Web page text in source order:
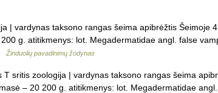
| vardynas taksono rangas šeima apibrėžtis Šeimoje 4
g. atitikmenys: lot. Megadermatidae angl. false
Žinduolių pavadinimų žodynas
sritis zoologija | vardynas taksono rangas šeima
– 20 200 g. atitikmenys: lot. Megadermatidae